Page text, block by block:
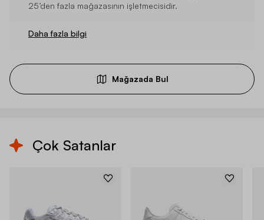
25’den fazla mağazasının işletmecisidir.
Daha fazla bilgi
Mağazada Bul
Çok Satanlar